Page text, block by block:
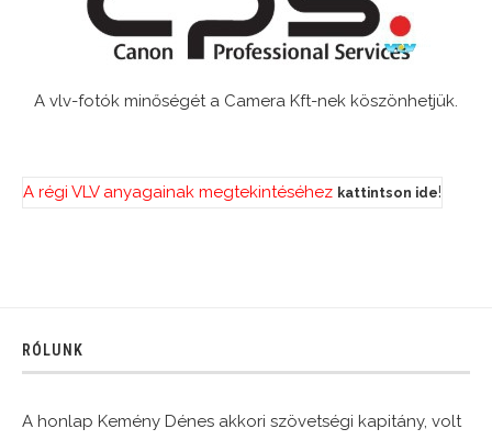
A vlv-fotók minőségét a Camera Kft-nek köszönhetjük.
A régi VLV anyagainak megtekintéséhez kattintson ide!
RÓLUNK
A honlap Kemény Dénes akkori szövetségi kapitány, volt